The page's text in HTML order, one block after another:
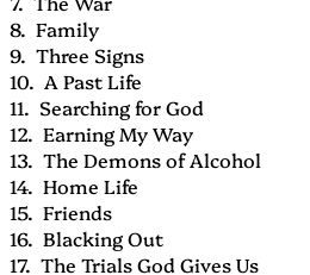
8. Family
9. Three Signs
10. A Past Life
11. Searching for God
12. Earning My Way
13. The Demons of Alcohol
14. Home Life
15. Friends
16. Blacking Out
17. The Trials God Gives Us